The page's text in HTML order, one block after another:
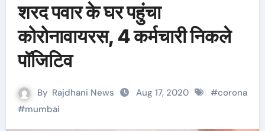
शरद पवार के घर पहुंचा
कोरोनावायरस, 4 कर्मचारी निकले
पॉजिटिव
By Rajdhani News Aug 17, 2020 #corona
#mumbai